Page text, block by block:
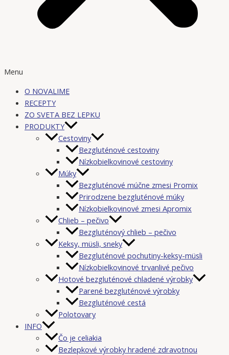
Menu
O NOVALIME
RECEPTY
ZO SVETA BEZ LEPKU
PRODUKTY
Cestoviny
Bezgluténové cestoviny
Nízkobielkovinové cestoviny
Múky
Bezgluténové múčne zmesi Promix
Prirodzene bezgluténové múky
Nízkobielkovinové zmesi Apromix
Chlieb – pečivo
Bezgluténový chlieb – pečivo
Keksy, müsli, sneky
Bezgluténové pochutiny-keksy-müsli
Nízkobielkovinové trvanlivé pečivo
Hotové bezgluténové chladené výrobky
Parené bezgluténové výrobky
Bezgluténové cestá
Polotovary
INFO
Čo je celiakia
Bezlepkové výrobky hradené zdravotnou